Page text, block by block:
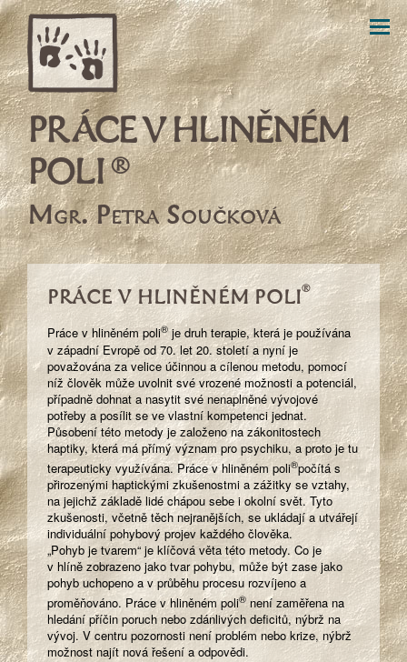
PRÁCE VHLINĚNÉM
POLI®
Mgr. Petra Součková
PRÁCE V HLINĚNÉM POLI®
Práce v hliněném poli®je druh terapie, která je používána
v západní Evropě od 70. let 20. století a nyní je
považována za velice účinnou a cílenou metodu, pomocí
níž člověk může uvolnit své vrozené možnosti a potenciál,
případně dohnat a nasytit své nenaplněné vývojové
potřeby a posílit se ve vlastní kompetenci jednat.
Působení této metody je založeno na zákonitostech
haptiky, která má přímý význam pro psychiku, a proto je tu
terapeuticky využívána. Práce v hliněném poli®počítá s
přirozenými haptickými zkušenostmi a zážitky se vztahy,
na jejichž základě lidé chápou sebe i okolní svět. Tyto
zkušenosti, včetně těch nejranějších, se ukládají a utvářejí
individuální pohybový projev každého člověka.
„Pohyb je tvarem“ je klíčová věta této metody. Co je
v hlíně zobrazeno jako tvar pohybu, může být zase jako
pohyb uchopeno a v průběhu procesu rozvíjeno a
proměňováno. Práce v hliněném poli®není zaměřena na
hledání příčin poruch nebo zdánlivých deficitů, nýbrž na
vývoj. V centru pozornosti není problém nebo krize, nýbrž
možnost najít nová řešení a odpovědi.